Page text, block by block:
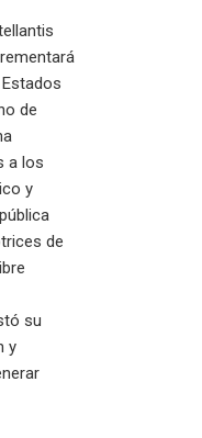
de
a los
y
de
su
y